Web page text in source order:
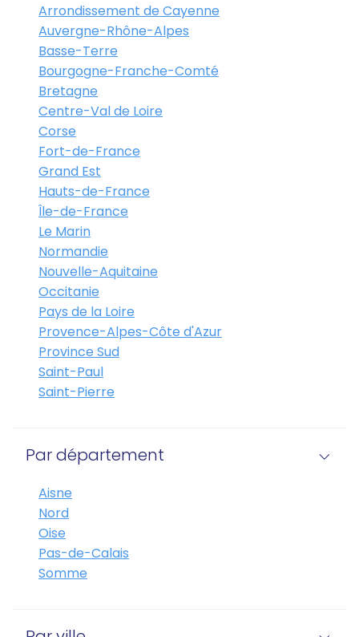
Arrondissement de Cayenne
Auvergne-Rhône-Alpes
Basse-Terre
Bourgogne-Franche-Comté
Bretagne
Centre-Val de Loire
Corse
Fort-de-France
Grand Est
Hauts-de-France
Île-de-France
Le Marin
Normandie
Nouvelle-Aquitaine
Occitanie
Pays de la Loire
Provence-Alpes-Côte d'Azur
Province Sud
Saint-Paul
Saint-Pierre
Par département
Aisne
Nord
Oise
Pas-de-Calais
Somme